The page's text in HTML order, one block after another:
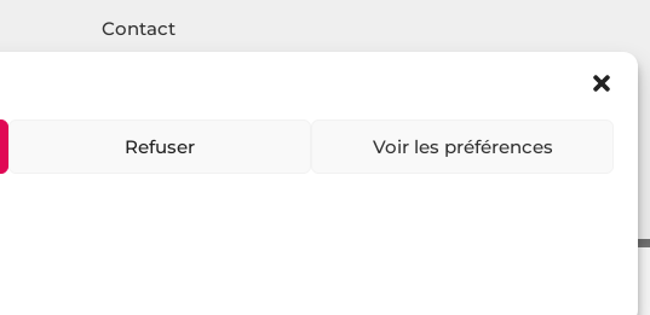
Refuser Voir les préférences
Contact
Rejoignez la communauté